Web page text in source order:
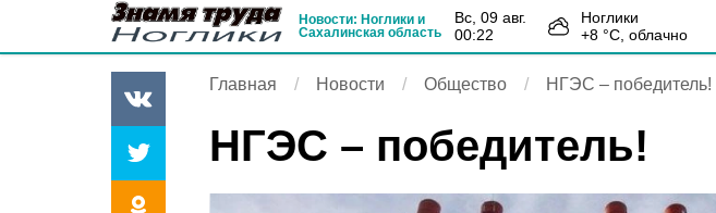
Новости: Ноглики и
Сахалинская область
вс, 09 авг.
00:22
Ноглики
+8 °С, облачно
Главная Новости Общество НГЭС – победитель!
НГЭС – победитель!